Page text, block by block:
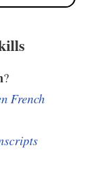
?
French